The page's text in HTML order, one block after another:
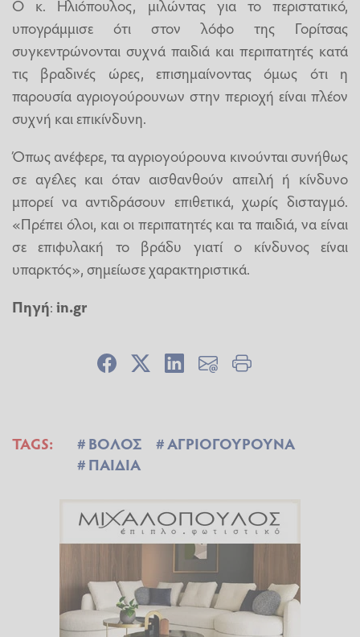
Ο κ. Ηλιόπουλος, μιλώντας για το περιστατικό,
υπογράμμισε ότι στον λόφο της Γορίτσας
συγκεντρώνονται συχνά παιδιά και περιπατητές κατά
τις βραδινές ώρες, επισημαίνοντας όμως ότι η
παρουσία αγριογούρουνων στην περιοχή είναι πλέον
συχνή και επικίνδυνη.
Όπως ανέφερε, τα αγριογούρουνα κινούνται συνήθως
σε αγέλες και όταν αισθανθούν απειλή ή κίνδυνο
μπορεί να αντιδράσουν επιθετικά, χωρίς δισταγμό.
«Πρέπει όλοι, και οι περιπατητές και τα παιδιά, να είναι
σε επιφυλακή το βράδυ γιατί ο κίνδυνος είναι
υπαρκτός», σημείωσε χαρακτηριστικά.
Πηγή:in.gr
TAGS: ΒΟΛΟΣ
ΑΓΡΙΟΓΟΥΡΟΥΝΑ
ΠΑΙΔΙΑ